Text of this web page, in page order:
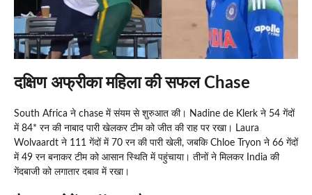
दक्षिण अफ्रीका महिला की सफल Chase
South Africa ने chase में संयम से शुरुआत की। Nadine de Klerk ने 54 गेंदों
में 84* रन की नाबाद पारी खेलकर टीम को जीत की राह पर रखा। Laura
Wolvaardt ने 111 गेंदों में 70 रन की पारी खेली, जबकि Chloe Tryon ने 66 गेंदों
में 49 रन बनाकर टीम को आसान स्थिति में पहुंचाया। तीनों ने मिलकर India की
गेंदबाजी को लगातार दबाव में रखा।